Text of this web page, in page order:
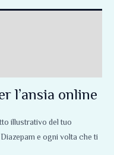
l’ansia online
illustrativo del tuo
e ogni volta che ti